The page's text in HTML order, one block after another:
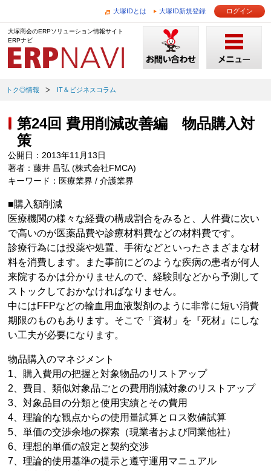
大塚IDとは 大塚ID新規登録 ログイン
大塚商会のERPソリューション情報サイト
ERPナビ
トク◎情報 IT＆ビジネスコラム
第24回 費用削減改善編 物品購入対
策
公開日：2013年11月13日
著者：藤井 昌弘 (株式会社FMCA)
キーワード：医療業界 / 介護業界
■購入額削減
医療機関の様々な経費の構成割合をみると、人件費に次い
で高いのが医薬品費や診療材料費などの材料費です。
診療行為には投薬や処置、手術などといったさまざまな材
料を消費します。また事前にどのような疾病の患者が何人
来院するかは分かりませんので、経験則などから予測して
ストックしておかなければなりません。
中にはFFPなどの輸血用血液製剤のように非常に短い消費
期限のものもあります。そこで「資材」を『死材』にしな
い工夫が必要になります。
物品購入のマネジメント
1、購入費用の把握と対象物品のリストアップ
2、費目、類似対象品ごとの費用削減対象のリストアップ
3、対象品目の分類と使用実績とその費用
4、理論的な観点からの使用量試算とロス数値試算
5、単価の交渉余地の探索（現業者および同業他社）
6、理想的単価の設定と契約交渉
7、理論的使用基準の提示と遵守運用マニュアル